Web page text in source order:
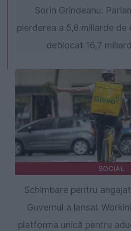
Sorin Grindeanu:
pierderea a 5,8 miliarde de
deblocat 16,7
SOCIAL
Schimbare pentru
Guvernul a lansat
platforma unică pentru